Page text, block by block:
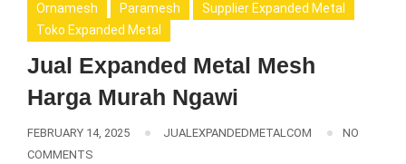
Ornamesh
Paramesh
Supplier Expanded Metal
Toko Expanded Metal
Jual Expanded Metal Mesh
Harga Murah Ngawi
FEBRUARY 14, 2025 JUALEXPANDEDMETALCOM
NO
COMMENTS